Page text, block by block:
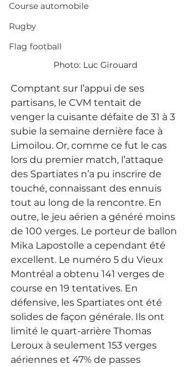
Course automobile
Rugby
Flag football
Photo: Luc Girouard
Comptant sur l’appui de ses
partisans, le CVM tentait de
venger la cuisante défaite de 31 à 3
subie la semaine dernière face à
Limoilou. Or, comme ce fut le cas
lors du premier match, l’attaque
des Spartiates n’a pu inscrire de
touché, connaissant des ennuis
tout au long de la rencontre. En
outre, le jeu aérien a généré moins
de 100 verges. Le porteur de ballon
Mika Lapostolle a cependant été
excellent. Le numéro 5 du Vieux
Montréal a obtenu 141 verges de
course en 19 tentatives. En
défensive, les Spartiates ont été
solides de façon générale. Ils ont
limité le quart-arrière Thomas
Leroux à seulement 153 verges
aériennes et 47% de passes